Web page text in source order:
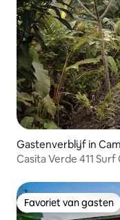
Gastenverblijf in
Casita Verde 411 Surf
Favoriet van gasten
Favoriet van gasten